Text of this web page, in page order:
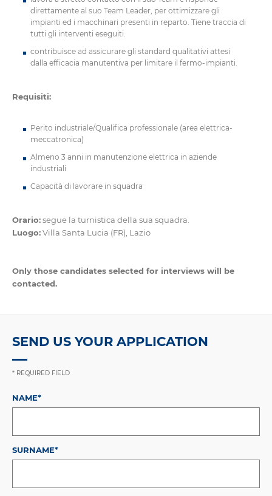
direttamente al suo Team Leader, per ottimizzare gli
impianti ed i macchinari presenti in reparto. Tiene traccia di
tutti gli interventi eseguiti.
contribuisce ad assicurare gli standard qualitativi attesi
dalla efficacia manutentiva per limitare il fermo-impianti.
Requisiti:
Perito industriale/Qualifica professionale (area elettrica-
meccatronica)
Almeno 3 anni in manutenzione elettrica in aziende
industriali
Capacità di lavorare in squadra
Orario:segue la turnistica della sua squadra.
Luogo:Villa Santa Lucia (FR), Lazio
Only those candidates selected for interviews will be
contacted.
SEND US YOUR APPLICATION
* REQUIRED FIELD
NAME*
SURNAME*